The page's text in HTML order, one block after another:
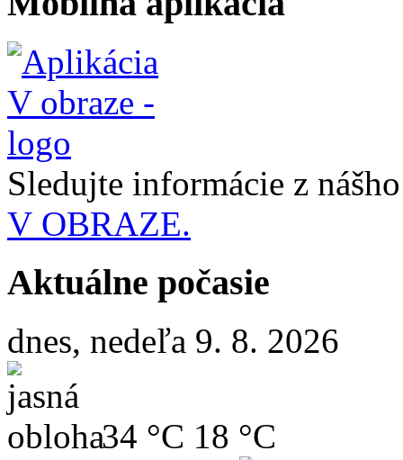
Sledujte informácie z
V OBRAZE.
Aktuálne počasie
dnes, nedeľa 9. 8. 2026
34 °C 18 °C